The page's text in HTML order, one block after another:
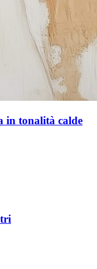
in tonalità calde